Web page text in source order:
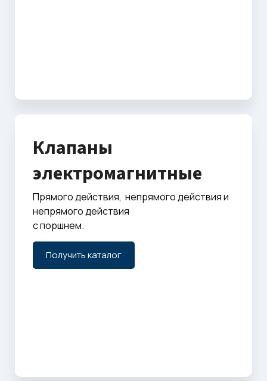
Клапаны
электромагнитные
Прямого действия, непрямого действия и
непрямого действия
с поршнем.
Получить каталог